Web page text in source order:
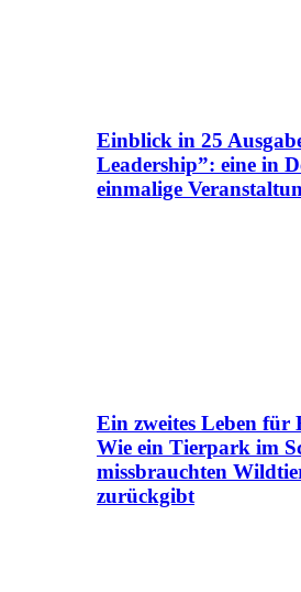
Einblick in 25
Leadership”: eine in
einmalige
Ein zweites Leben für
Wie ein Tierpark im
missbrauchten
zurückgibt